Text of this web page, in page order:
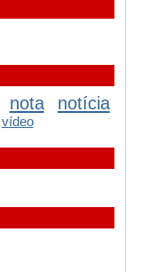
nota notícia
vídeo